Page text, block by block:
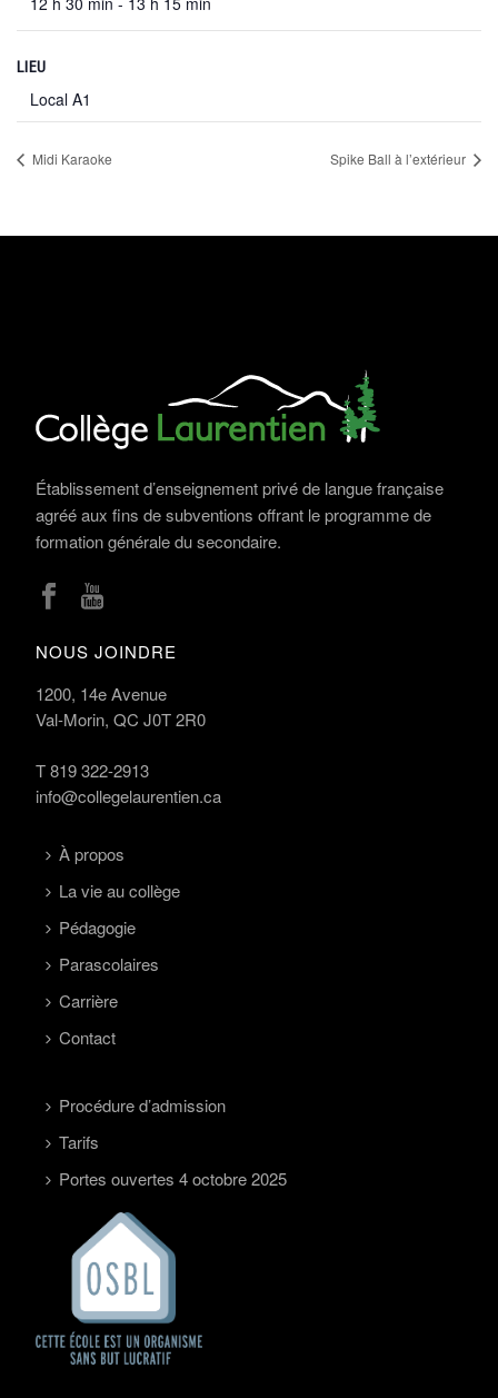
LIEU
Local A1
Midi Karaoke Spike Ball à l’extérieur
Établissement d’enseignement privé de langue française
agréé aux fins de subventions offrant le programme de
formation générale du secondaire.
NOUS JOINDRE
1200, 14e Avenue
Val-Morin, QC J0T 2R0
T819 322-2913
info@collegelaurentien.ca
À propos
La vie au collège
Pédagogie
Parascolaires
Carrière
Contact
Procédure d’admission
Tarifs
Portes ouvertes 4 octobre 2025